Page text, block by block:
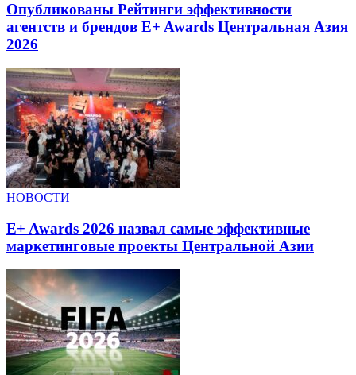
Опубликованы Рейтинги эффективности
агентств и брендов E+ Awards Центральная Азия
2026
НОВОСТИ
E+ Awards 2026 назвал самые эффективные
маркетинговые проекты Центральной Азии